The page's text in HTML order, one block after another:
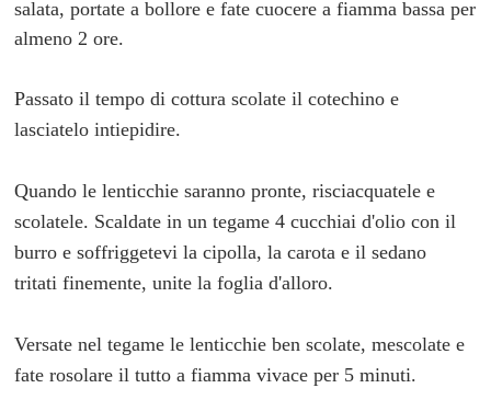
salata, portate a bollore e fate cuocere a fiamma bassa per
almeno 2 ore.
Passato il tempo di cottura scolate il cotechino e
lasciatelo intiepidire.
Quando le lenticchie saranno pronte, risciacquatele e
scolatele. Scaldate in un tegame 4 cucchiai d'olio con il
burro e soffriggetevi la cipolla, la carota e il sedano
tritati finemente, unite la foglia d'alloro.
Versate nel tegame le lenticchie ben scolate, mescolate e
fate rosolare il tutto a fiamma vivace per 5 minuti.